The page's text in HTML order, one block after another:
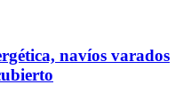
navíos varados